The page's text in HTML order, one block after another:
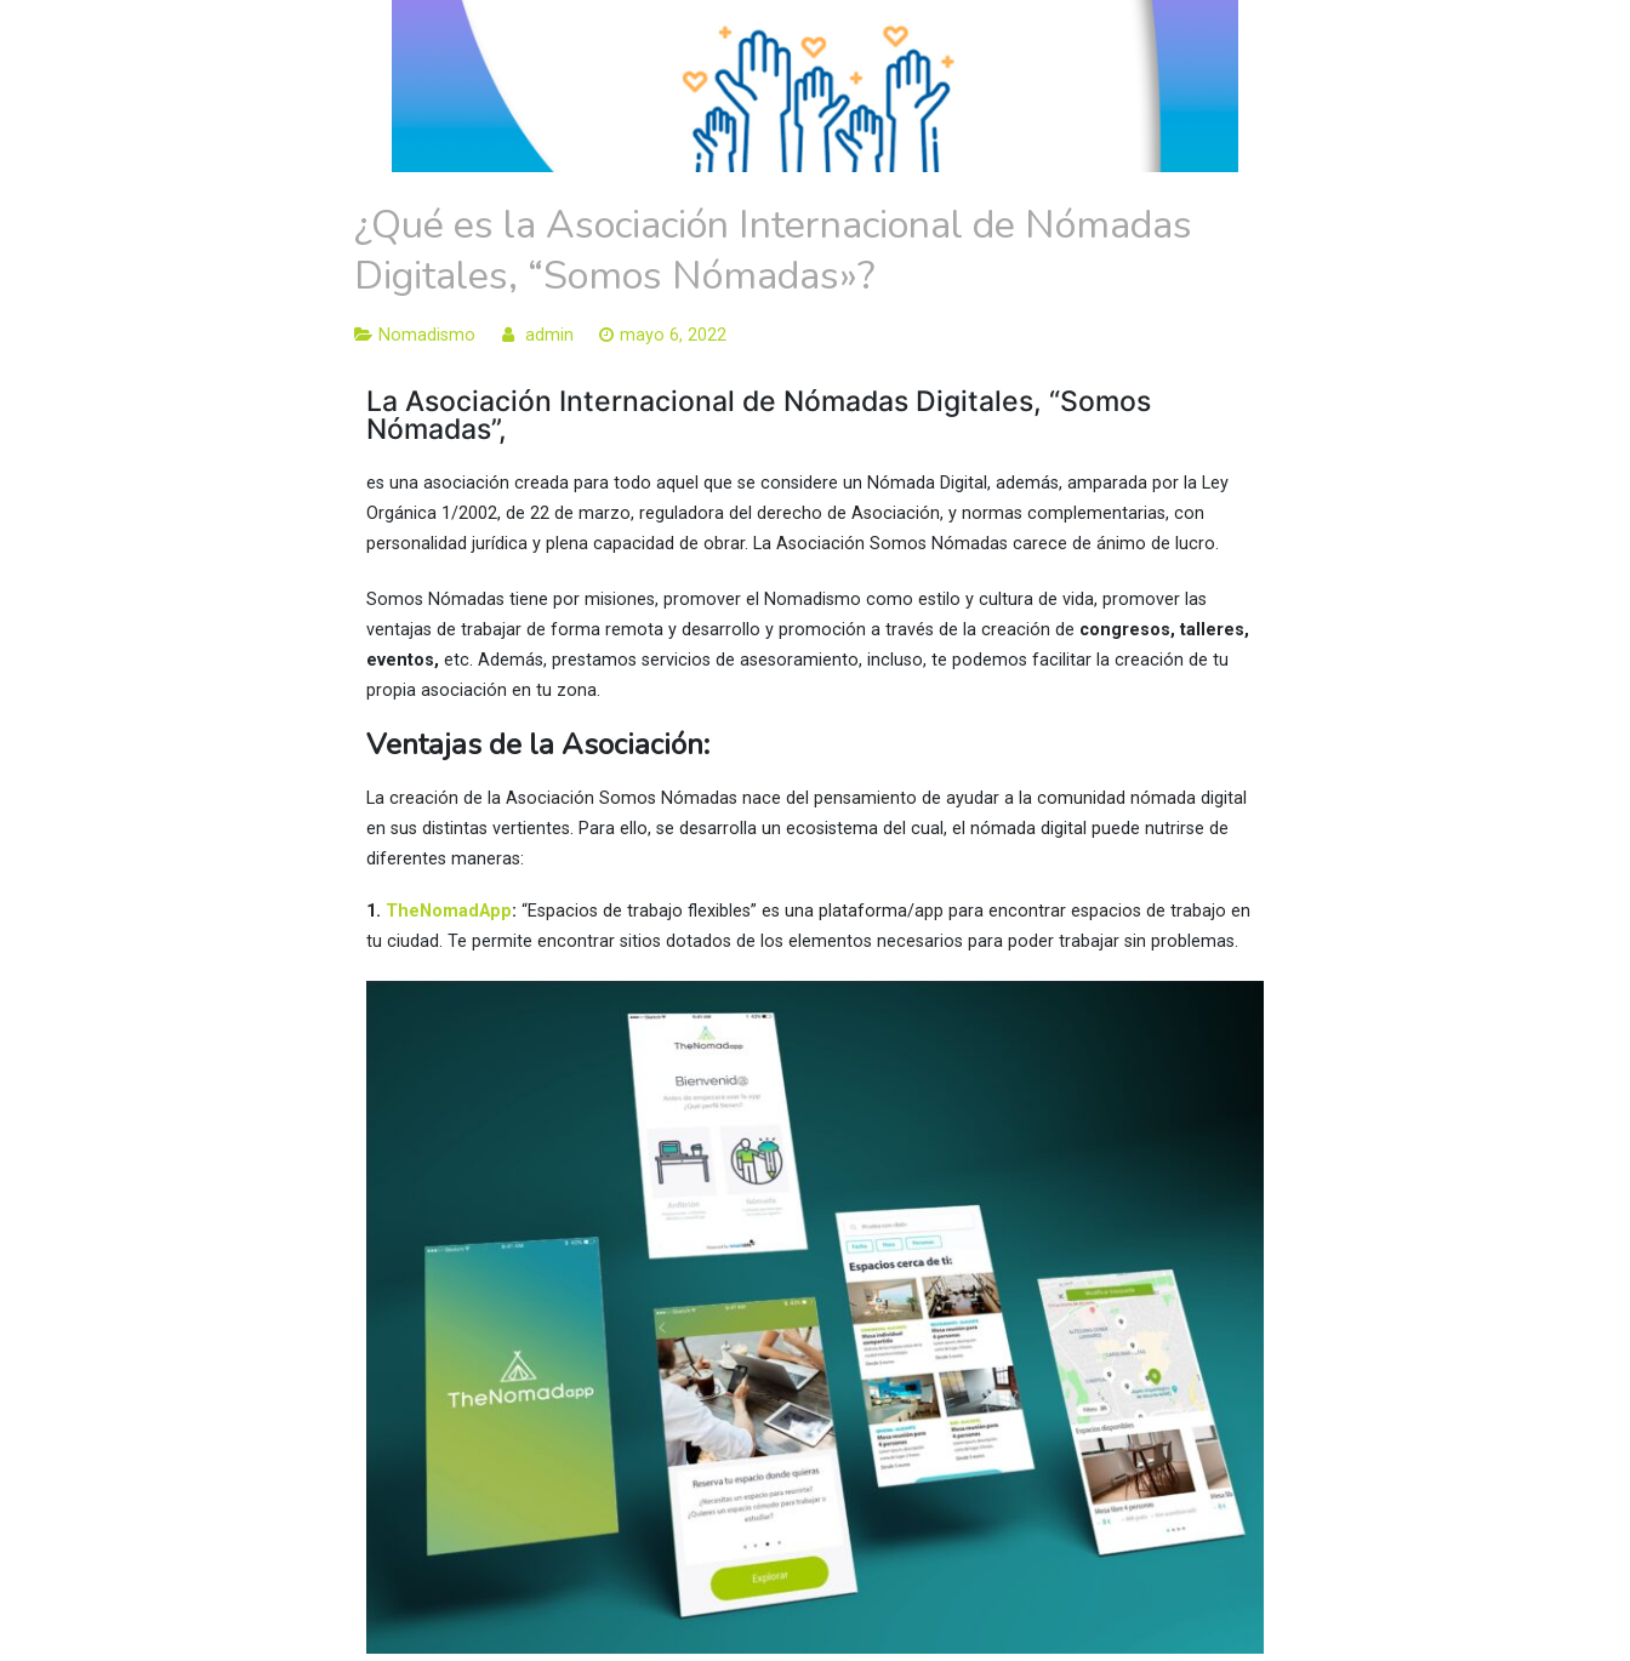
¿Qué es la Asociación Internacional de Nómadas
Digitales, “Somos Nómadas»?
Nomadismo admin mayo 6, 2022
La Asociación Internacional de Nómadas Digitales, “Somos
Nómadas”,
es una asociación creada para todo aquel que se considere un Nómada Digital, además, amparada por la Ley
Orgánica 1/2002, de 22 de marzo, reguladora del derecho de Asociación, y normas complementarias, con
personalidad jurídica y plena capacidad de obrar. La Asociación Somos Nómadas carece de ánimo de lucro.
Somos Nómadas tiene por misiones, promover el Nomadismo como estilo y cultura de vida, promover las
ventajas de trabajar de forma remota y desarrollo y promoción a través de la creación de congresos, talleres,
eventos, etc. Además, prestamos servicios de asesoramiento, incluso, te podemos facilitar la creación de tu
propia asociación en tu zona.
Ventajas de la Asociación:
La creación de la Asociación Somos Nómadas nace del pensamiento de ayudar a la comunidad nómada digital
en sus distintas vertientes. Para ello, se desarrolla un ecosistema del cual, el nómada digital puede nutrirse de
diferentes maneras:
1. TheNomadApp: “Espacios de trabajo flexibles” es una plataforma/app para encontrar espacios de trabajo en
tu ciudad. Te permite encontrar sitios dotados de los elementos necesarios para poder trabajar sin problemas.